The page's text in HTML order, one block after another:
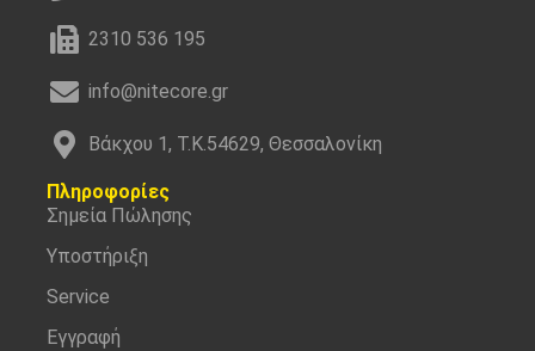
2310 536 195
info@nitecore.gr
Βάκχου 1, Τ.Κ.54629, Θεσσαλονίκη
Πληροφορίες
Σημεία Πώλησης
Υποστήριξη
Service
Εγγραφή